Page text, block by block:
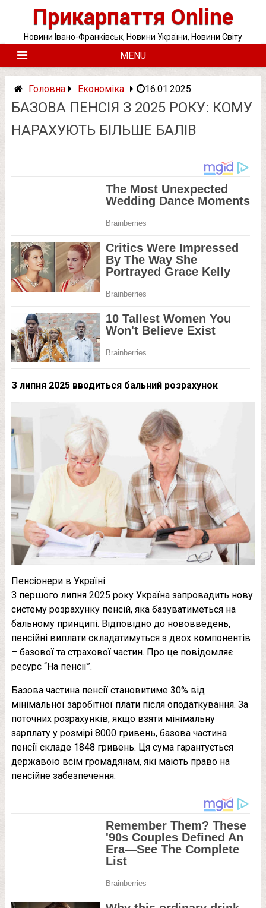
Прикарпаття Online
Новини Івано-Франківськ, Новини України, Новини Світу
MENU
Головна Економіка 16.01.2025
БАЗОВА ПЕНСІЯ З 2025 РОКУ: КОМУ
НАРАХУЮТЬ БІЛЬШЕ БАЛІВ
З липня 2025 вводиться бальний розрахунок
Пенсіонери в Україні
З першого липня 2025 року Україна запровадить нову
систему розрахунку пенсій, яка базуватиметься на
бальному принципі. Відповідно до нововведень,
пенсійні виплати складатимуться з двох компонентів
– базової та страхової частин. Про це повідомляє
ресурс “На пенсії”.
Базова частина пенсії становитиме 30% від
мінімальної заробітної плати після оподаткування. За
поточних розрахунків, якщо взяти мінімальну
зарплату у розмірі 8000 гривень, базова частина
пенсії складе 1848 гривень. Ця сума гарантується
державою всім громадянам, які мають право на
пенсійне забезпечення.